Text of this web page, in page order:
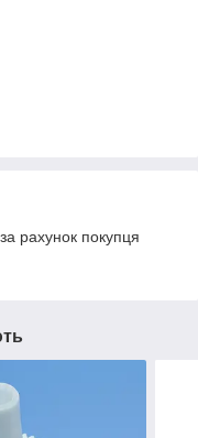
рахунок покупця